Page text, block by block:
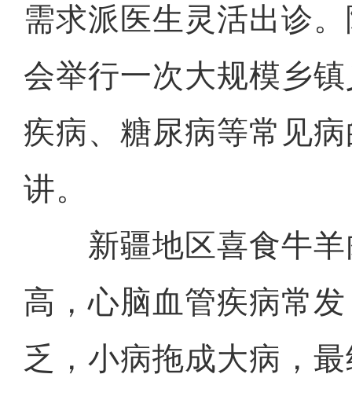
需求派医生灵活出诊
会举行一次大规模乡
疾病、糖尿病等常见
讲。
新疆地区喜食牛羊
高，心脑血管疾病常
乏，小病拖成大病，